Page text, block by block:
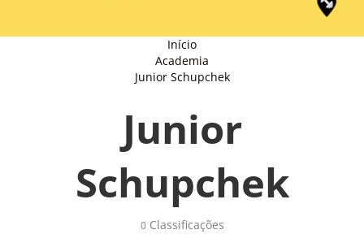
Início
Academia
Junior Schupchek
Junior
Schupchek
0Classificações